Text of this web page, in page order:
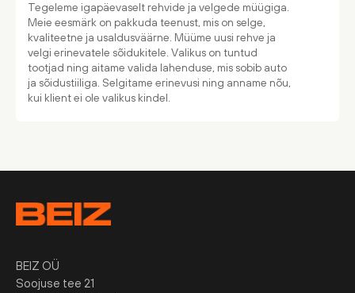
Tegeleme igapäevaselt rehvide ja velgede müügiga.
Meie eesmärk on pakkuda teenust, mis on selge,
kvaliteetne ja usaldusväärne. Müüme uusi rehve ja
velgi erinevatele sõidukitele. Valikus on tuntud
tootjad ning aitame valida lahenduse, mis sobib auto
ja sõidustiiliga. Selgitame erinevusi ning anname nõu,
kui klient ei ole valikus kindel.
BEIZ OÜ
Soojuse tee 21